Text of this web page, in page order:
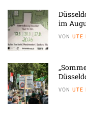
im
VON UTE
VON UTE